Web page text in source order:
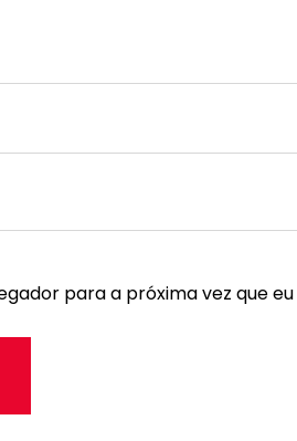
para a próxima vez que